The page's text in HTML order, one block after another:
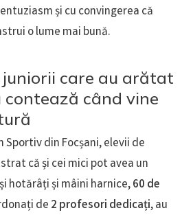
și cu convingerea că
o lume mai bună.
juniorii care au arătat
când vine
Sportiv din Focșani, elevii de
că și cei mici pot avea un
hotărâți și mâini harnice,60 de
de 2 profesori dedicați, au